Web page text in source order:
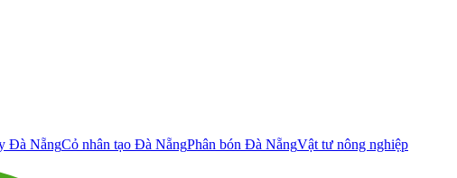
Đà NẵngCỏ nhân tạo Đà NẵngPhân bón Đà NẵngVật tư nông nghiệp